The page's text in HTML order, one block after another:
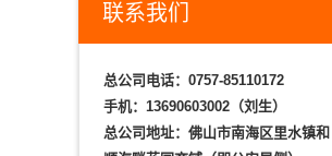
联系我们
总公司电话： 0757-85110172
手机： 13690603002（刘生）
总公司地址：佛山市南海区里水镇和